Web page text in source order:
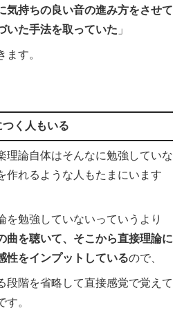
気持ちの良い音の進み方をさせて
いた手法を取っていた 」
す。
く人もいる
理論自体はそんなに勉強していな
作れるような人もたまにいます
を勉強していないっていうより
曲を聴いて、そこから直接理論に
性をインプットしているので、
段階を省略して直接感覚で覚えて
。